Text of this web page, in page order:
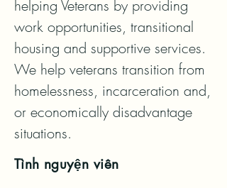
helping Veterans by providing
work opportunities, transitional
housing and supportive services.
We help veterans transition from
homelessness, incarceration and,
or economically disadvantage
situations.
Tình nguyện viên